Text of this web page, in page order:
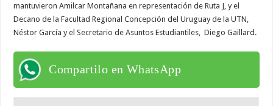
mantuvieron Amilcar Montañana en representación de Ruta J, y el
Decano de la Facultad Regional Concepción del Uruguay de la UTN,
Néstor García y el Secretario de Asuntos Estudiantiles, Diego Gaillard.
Compartilo en WhatsApp